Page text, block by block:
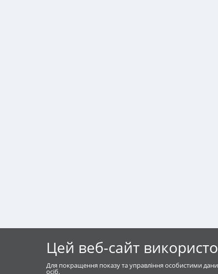
Цей веб-сайт
Для покращення показу та управління особистими
осіб.